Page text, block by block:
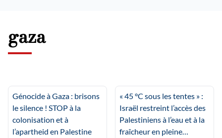
gaza
Génocide à Gaza : brisons
le silence ! STOP à la
colonisation et à
l’apartheid en Palestine
« 45 °C sous les tentes » :
Israël restreint l’accès des
Palestiniens à l’eau et à la
fraîcheur en pleine